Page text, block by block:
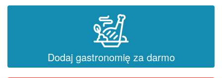
Dodaj gastronomię za darmo